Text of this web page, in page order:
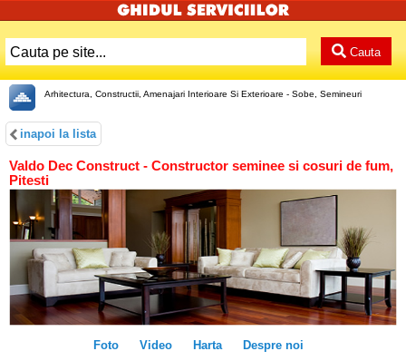
Cauta
Arhitectura, Constructii, Amenajari Interioare Si Exterioare - Sobe, Semineuri
inapoi la lista
Valdo Dec Construct - Constructor seminee si cosuri de fum,
Pitesti
Foto Video Harta Despre noi